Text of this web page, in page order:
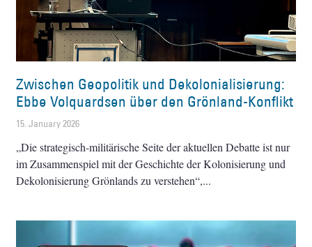
Zwischen Geopolitik und Dekolonialisierung:
Ebbe Volquardsen über den Grönland-Konflikt
15. January 2026
„Die strategisch-militärische Seite der aktuellen Debatte ist nur
im Zusammenspiel mit der Geschichte der Kolonisierung und
Dekolonisierung Grönlands zu verstehen“,